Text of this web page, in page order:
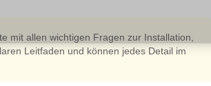
mit allen wichtigen Fragen zur Installation,
Leitfaden und können jedes Detail im